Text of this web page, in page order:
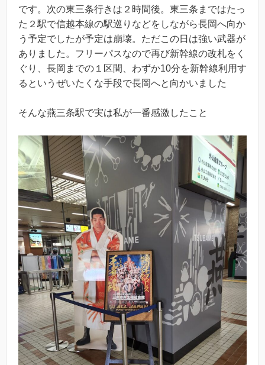
です。次の東三条行きは２時間後。東三条まではたっ
た２駅で信越本線の駅巡りなどをしながら長岡へ向か
う予定でしたが予定は崩壊。ただこの日は強い武器が
ありました。フリーパスなので再び新幹線の改札をく
ぐり、長岡までの１区間、わずか10分を新幹線利用す
るというぜいたくな手段で長岡へと向かいました
そんな燕三条駅で実は私が一番感激したこと